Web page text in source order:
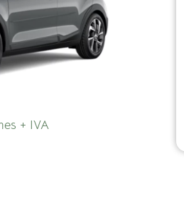
+ IVA